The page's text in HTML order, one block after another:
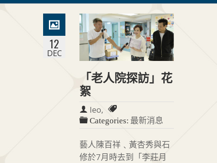
12
DEC
「老人院探訪」花
絮
leo,
Categories: 最新消息
藝人陳百祥﹑黃杏秀與石
修於7月時去到「李莊月